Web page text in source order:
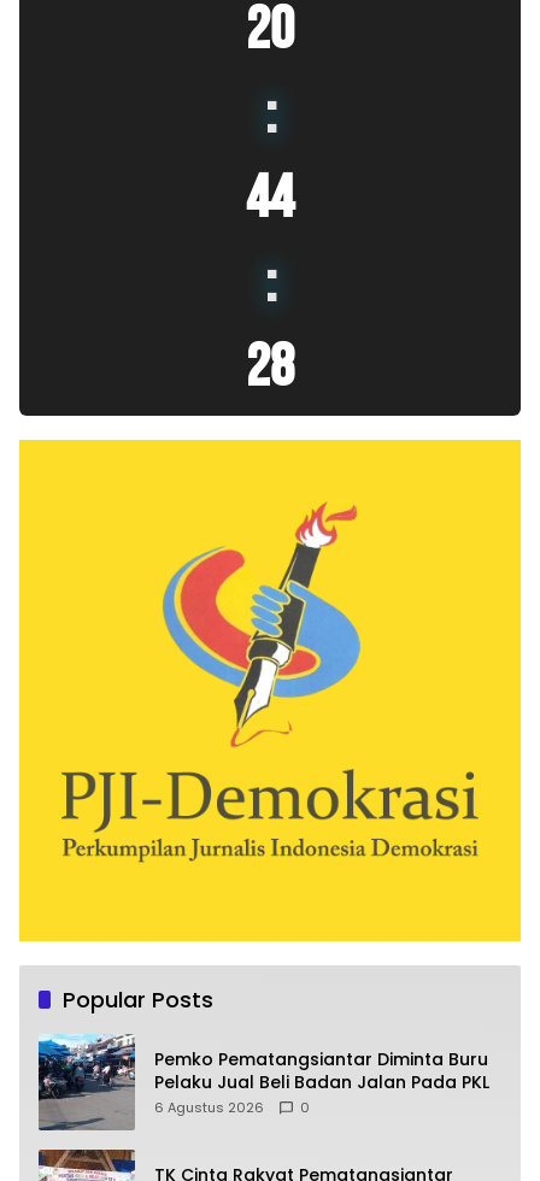
20
:
44
:
29
Popular Posts
Pemko Pematangsiantar Diminta Buru
Pelaku Jual Beli Badan Jalan Pada PKL
6 Agustus 2026 0
TK Cinta Rakyat Pematangsiantar